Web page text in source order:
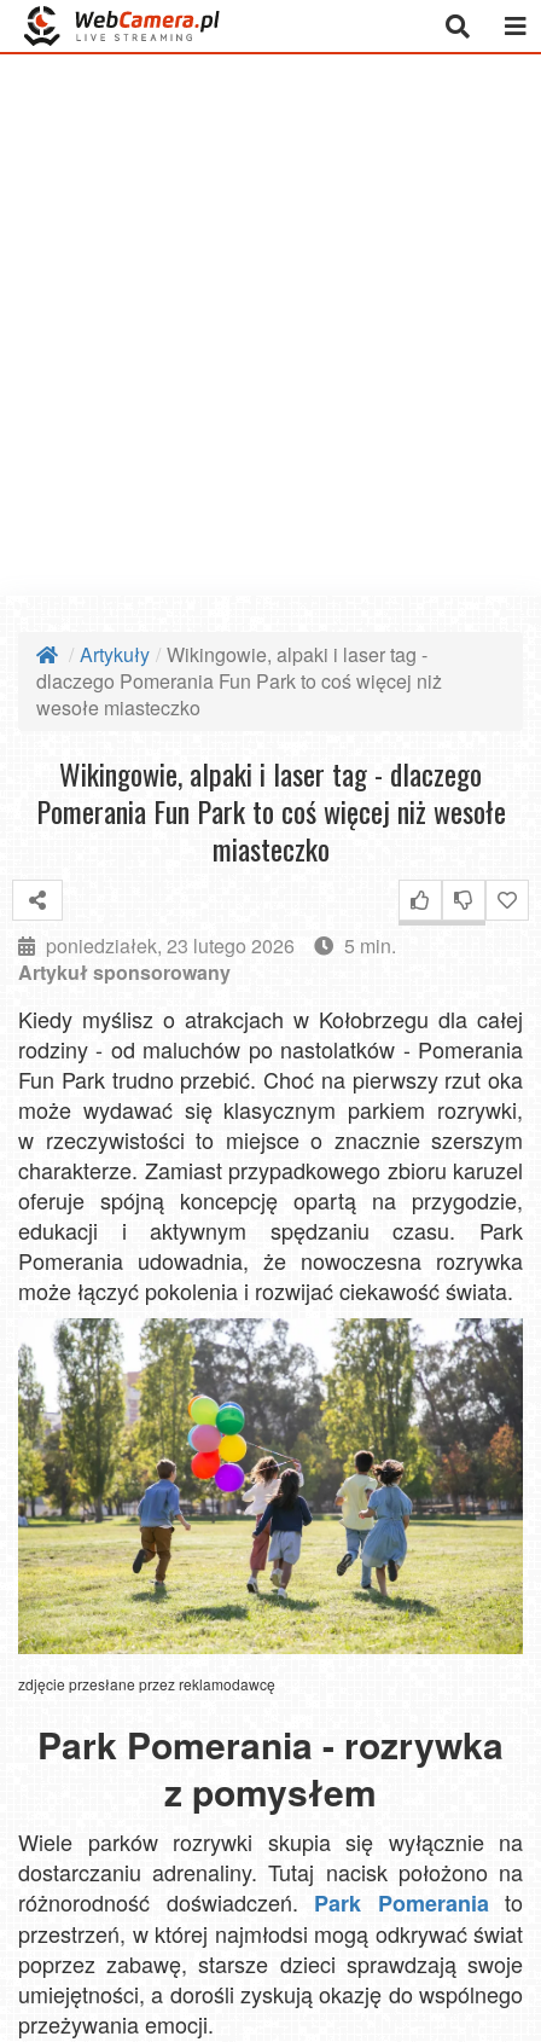
Artykuły
Wikingowie, alpaki i laser tag -
dlaczego Pomerania Fun Park to coś więcej niż
wesołe miasteczko
Wikingowie, alpaki i laser tag - dlaczego
Pomerania Fun Park to coś więcej niż wesołe
miasteczko
poniedziałek, 23 lutego 2026
5 min.
Artykuł sponsorowany
Kiedy myślisz o atrakcjach w Kołobrzegu dla całej
rodziny - od maluchów po nastolatków - Pomerania
Fun Park trudno przebić. Choć na pierwszy rzut oka
może wydawać się klasycznym parkiem rozrywki,
w rzeczywistości to miejsce o znacznie szerszym
charakterze. Zamiast przypadkowego zbioru karuzel
oferuje spójną koncepcję opartą na przygodzie,
edukacji i aktywnym spędzaniu czasu. Park
Pomerania udowadnia, że nowoczesna rozrywka
może łączyć pokolenia i rozwijać ciekawość świata.
zdjęcie przesłane przez reklamodawcę
Park Pomerania - rozrywka
z pomysłem
Wiele parków rozrywki skupia się wyłącznie na
dostarczaniu adrenaliny. Tutaj nacisk położono na
różnorodność doświadczeń. Park Pomeraniato
przestrzeń, w której najmłodsi mogą odkrywać świat
poprzez zabawę, starsze dzieci sprawdzają swoje
umiejętności, a dorośli zyskują okazję do wspólnego
przeżywania emocji.